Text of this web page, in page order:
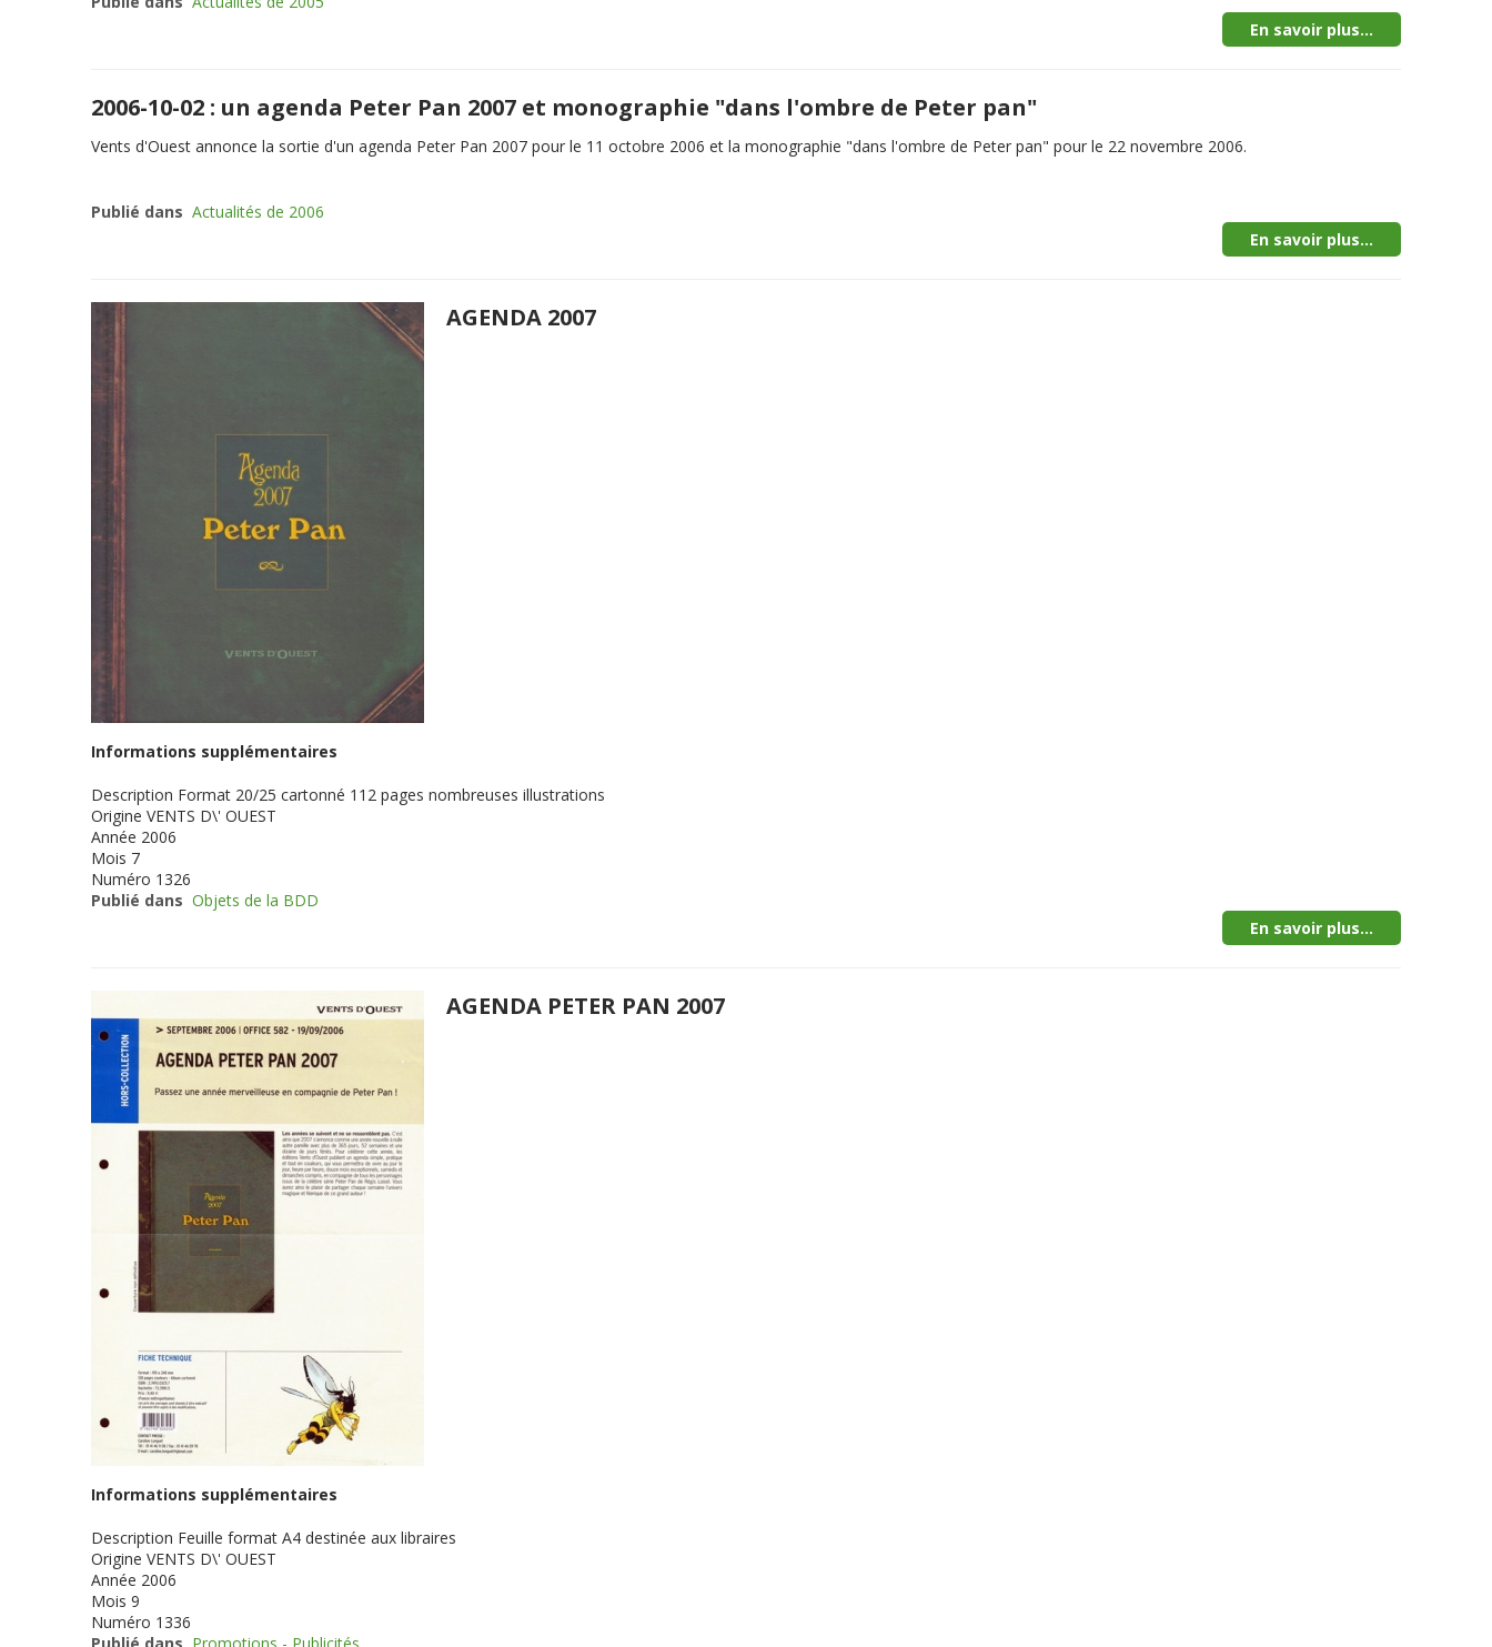
En savoir plus...
2006-10-02 : un agenda Peter Pan 2007 et monographie "dans l'ombre de Peter pan"
Vents d'Ouest annonce la sortie d'un agenda Peter Pan 2007 pour le 11 octobre 2006 et la monographie "dans l'ombre de Peter pan" pour le 22 novembre 2006.
Publié dans Actualités de 2006
En savoir plus...
AGENDA 2007
Informations supplémentaires
Description Format 20/25 cartonné 112 pages nombreuses illustrations
Origine VENTS D\' OUEST
Année 2006
Mois 7
Numéro 1326
Publié dans Objets de la BDD
En savoir plus...
AGENDA PETER PAN 2007
Informations supplémentaires
Description Feuille format A4 destinée aux libraires
Origine VENTS D\' OUEST
Année 2006
Mois 9
Numéro 1336